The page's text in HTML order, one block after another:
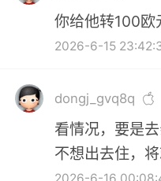
你给他转100欧
2026-6-15
dongj_gvq8q
看情况，要是
不想出去住，